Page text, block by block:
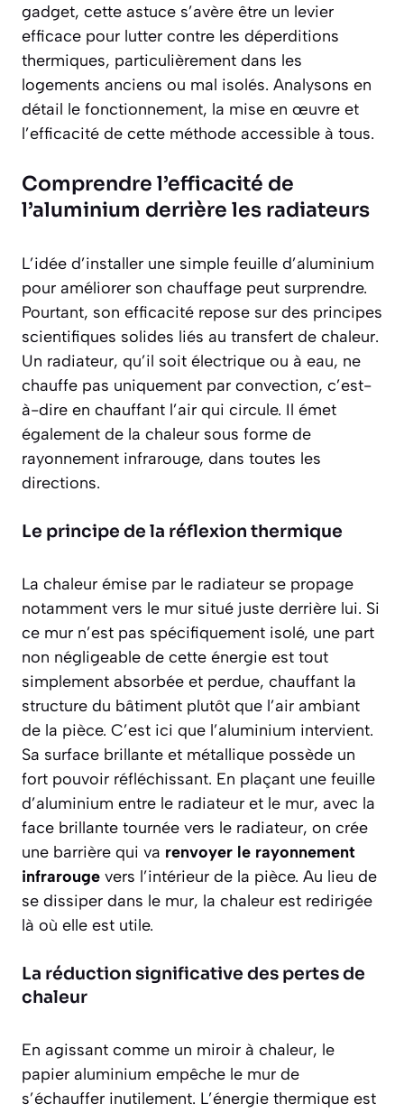
gadget, cette astuce s’avère être un levier
efficace pour lutter contre les déperditions
thermiques, particulièrement dans les
logements anciens ou mal isolés. Analysons en
détail le fonctionnement, la mise en œuvre et
l’efficacité de cette méthode accessible à tous.
Comprendre l’efficacité de
l’aluminium derrière les radiateurs
L’idée d’installer une simple feuille d’aluminium
pour améliorer son chauffage peut surprendre.
Pourtant, son efficacité repose sur des principes
scientifiques solides liés au transfert de chaleur.
Un radiateur, qu’il soit électrique ou à eau, ne
chauffe pas uniquement par convection, c’est-
à-dire en chauffant l’air qui circule. Il émet
également de la chaleur sous forme de
rayonnement infrarouge, dans toutes les
directions.
Le principe de la réflexion thermique
La chaleur émise par le radiateur se propage
notamment vers le mur situé juste derrière lui. Si
ce mur n’est pas spécifiquement isolé, une part
non négligeable de cette énergie est tout
simplement absorbée et perdue, chauffant la
structure du bâtiment plutôt que l’air ambiant
de la pièce. C’est ici que l’aluminium intervient.
Sa surface brillante et métallique possède un
fort pouvoir réfléchissant. En plaçant une feuille
d’aluminium entre le radiateur et le mur, avec la
face brillante tournée vers le radiateur, on crée
une barrière qui va renvoyer le rayonnement
infrarouge vers l’intérieur de la pièce. Au lieu de
se dissiper dans le mur, la chaleur est redirigée
là où elle est utile.
La réduction significative des pertes de
chaleur
En agissant comme un miroir à chaleur, le
papier aluminium empêche le mur de
s’échauffer inutilement. L’énergie thermique est